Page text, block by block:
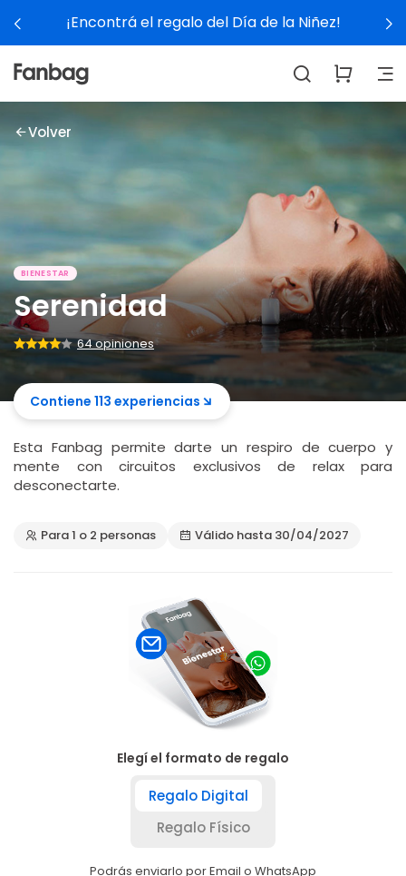
¡Encontrá el regalo del Día de la Niñez!
Volver
BIENESTAR
Serenidad
64 opiniones
Contiene 113 experiencias
Esta Fanbag permite darte un respiro de cuerpo y
mente con circuitos exclusivos de relax para
desconectarte.
Para 1 o 2 personas Válido hasta 30/04/2027
Elegí el formato de regalo
Regalo Digital
Regalo Físico
Podrás enviarlo por Email o WhatsApp